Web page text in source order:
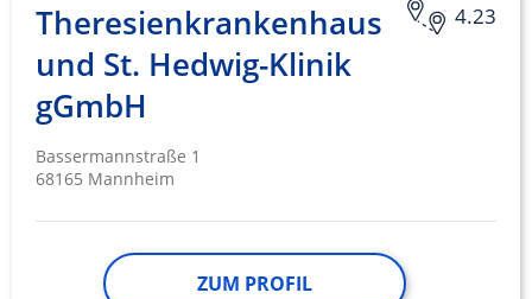
4.23
Theresienkrankenhaus
und St. Hedwig-Klinik
gGmbH
Bassermannstraße 1
68165 Mannheim
ZUM PROFIL